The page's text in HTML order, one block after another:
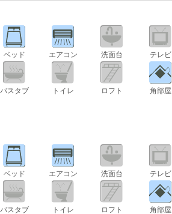
ベッド エアコン 洗面台 テレビ
バスタブ トイレ ロフト 角部屋
ベッド エアコン 洗面台 テレビ
バスタブ トイレ ロフト 角部屋